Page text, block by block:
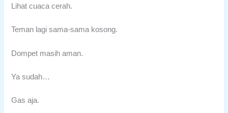
Lihat cuaca cerah.
Teman lagi sama-sama kosong.
Dompet masih aman.
Ya sudah…
Gas aja.